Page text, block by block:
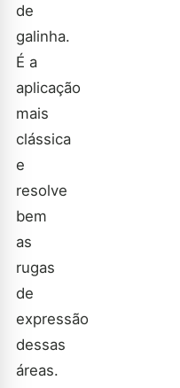
de
galinha.
É a
aplicação
mais
clássica
e
resolve
bem
as
rugas
de
expressão
dessas
áreas.